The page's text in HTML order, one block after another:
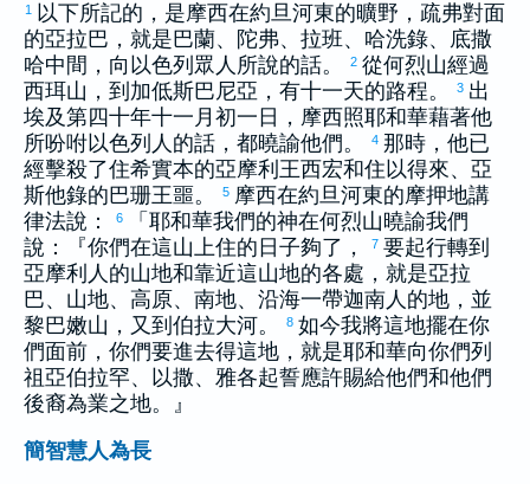
1 以下所記的，是摩西在約旦河東的曠野， 疏弗對面
的亞拉巴 ，就是 巴蘭、 陀弗、 拉班、 哈洗錄、 底撒
哈中間，向 以色列 眾人所說的話。 2 從何烈山經過
西珥山，到 加低斯巴尼亞 ，有十一天的路程。 3 出
埃及第四十年十一月初一日， 摩西照耶和華藉著他
所吩咐以色列 人的話，都曉諭他們。 4 那時，他已
經擊殺了住希實本的亞摩利 王西宏和住以得來、 亞
斯他錄的 巴珊王噩。 5 摩西在約旦河東的摩押地講
律法說：
6 「耶和華我們的神在何烈山曉諭我們
說：『你們在這山上住的日子夠了，
7 要起行轉到
亞摩利 人的山地和靠近這山地的各處，就是亞拉
巴、山地、高原、南地、沿海一帶迦南人的地，並
黎巴嫩山，又到 伯拉大河。 8 如今我將這地擺在你
們面前，你們要進去得這地，就是耶和華向你們列
祖 亞伯拉罕、 以撒、 雅各起誓應許賜給他們和他們
後裔為業之地。』
簡智慧人為長